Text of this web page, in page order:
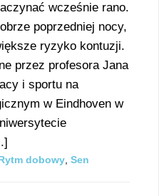
wcześnie rano.
poprzedniej nocy,
ryzyko kontuzji.
przez profesora Jana
i sportu na
w Eindhoven w
dobowy Sen